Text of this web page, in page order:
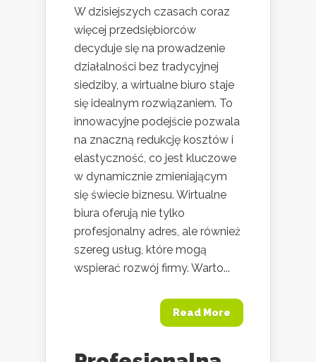
W dzisiejszych czasach coraz
więcej przedsiębiorców
decyduje się na prowadzenie
działalności bez tradycyjnej
siedziby, a wirtualne biuro staje
się idealnym rozwiązaniem. To
innowacyjne podejście pozwala
na znaczną redukcję kosztów i
elastyczność, co jest kluczowe
w dynamicznie zmieniającym
się świecie biznesu. Wirtualne
biura oferują nie tylko
profesjonalny adres, ale również
szereg usług, które mogą
wspierać rozwój firmy. Warto...
Read More